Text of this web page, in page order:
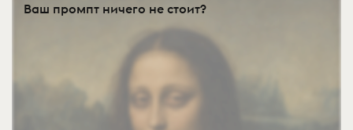
Ваш промпт ничего не стоит?